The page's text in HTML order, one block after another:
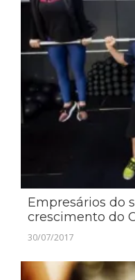
Empresários do
crescimento do
30/07/2017